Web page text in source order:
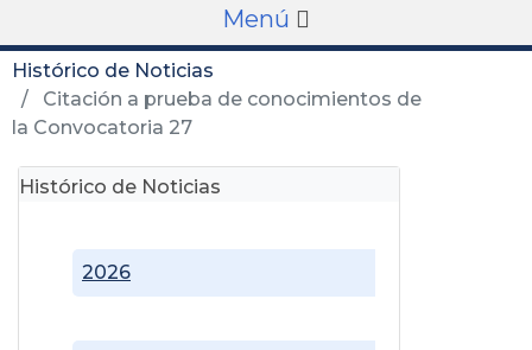
Menú
Histórico de Noticias
Citación a prueba de conocimientos de
la Convocatoria 27
Histórico de Noticias
2026